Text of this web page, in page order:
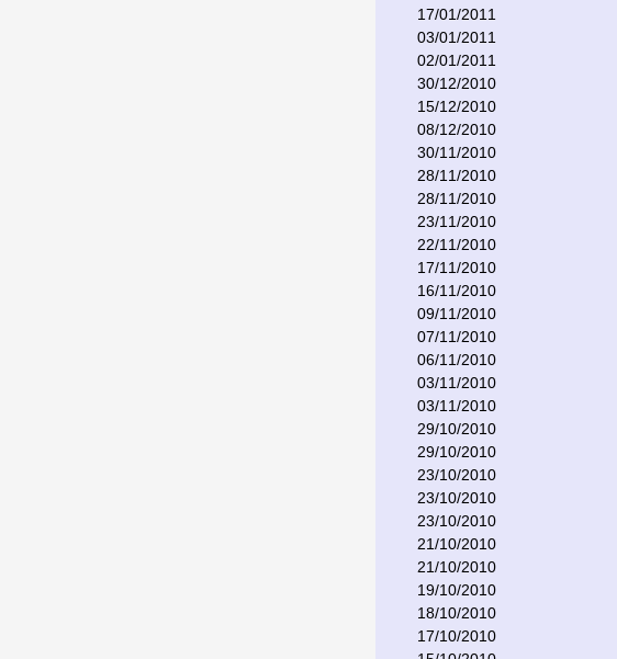
17/01/2011
03/01/2011
02/01/2011
30/12/2010
15/12/2010
08/12/2010
30/11/2010
28/11/2010
28/11/2010
23/11/2010
22/11/2010
17/11/2010
16/11/2010
09/11/2010
07/11/2010
06/11/2010
03/11/2010
03/11/2010
29/10/2010
29/10/2010
23/10/2010
23/10/2010
23/10/2010
21/10/2010
21/10/2010
19/10/2010
18/10/2010
17/10/2010